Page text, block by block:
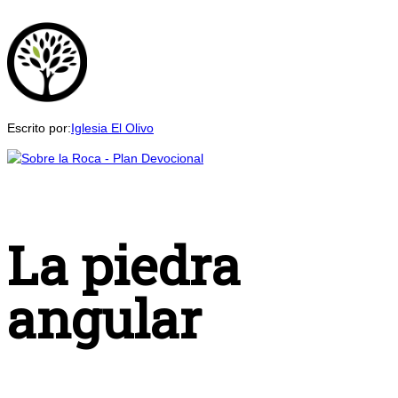
Escrito por:Iglesia El Olivo
La piedra
angular